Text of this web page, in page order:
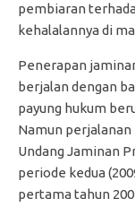
pembiaran
kehalalannya di
Penerapan
berjalan dengan
payung hukum
Namun perjalanan
Undang Jaminan
periode kedua
pertama tahun